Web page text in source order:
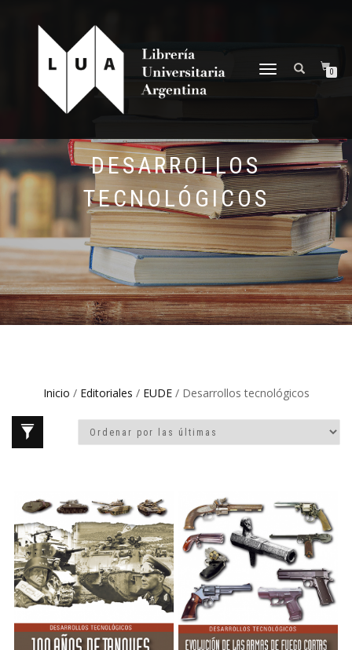
NAVEGACIÓN
0
DESARROLLOS
TECNOLÓGICOS
Inicio / Editoriales / EUDE/ Desarrollos tecnológicos